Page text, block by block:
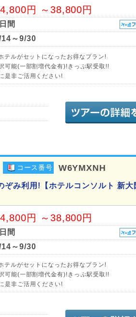
円 ～38,800円
間
～9/30
テルがセットになったお得なプラン!
可能(一部割増代金有)!きっぷ駅受取!!
是非ご活用ください!
コース番号 W6YMXNH
み利用!【ホテルコンソルト 新大
円 ～38,800円
間
～9/30
テルがセットになったお得なプラン!
可能(一部割増代金有)!きっぷ駅受取!!
是非ご活用ください!